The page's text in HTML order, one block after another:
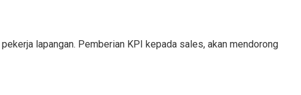
lapangan. Pemberian KPI kepada sales, akan mendorong